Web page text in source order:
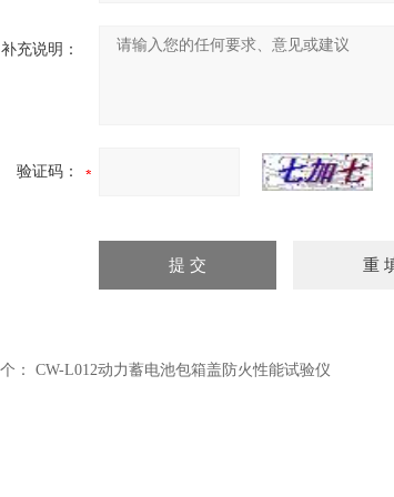
补充说明：
验证码：
： CW-L012动力蓄电池包箱盖防火性能试验仪